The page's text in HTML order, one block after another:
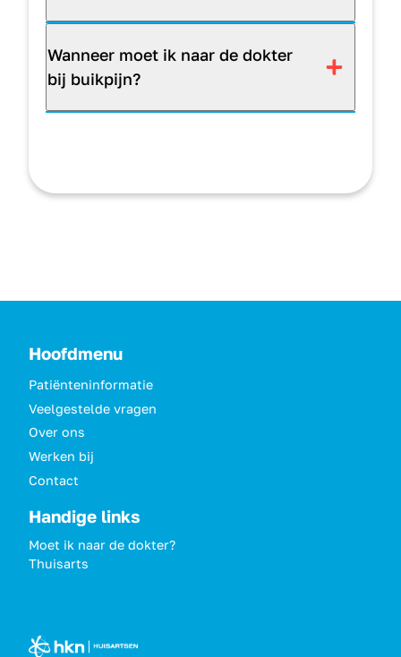
Wanneer moet ik naar de dokter
bij buikpijn?
Hoofdmenu
Patiënteninformatie
Veelgestelde vragen
Over ons
Werken bij
Contact
Handige links
Moet ik naar de dokter?
Thuisarts